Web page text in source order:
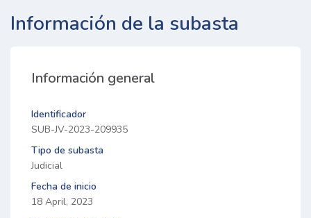
Información de la subasta
Información general
Identificador
SUB-JV-2023-209935
Tipo de subasta
Judicial
Fecha de inicio
18 April, 2023